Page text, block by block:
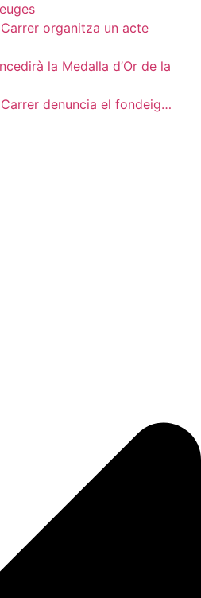
organitza un acte
la Medalla d’Or de la
denuncia el fondeig…